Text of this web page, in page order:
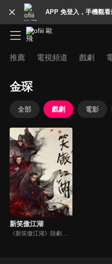
APP 免登入，手機觀看
推薦 電視頻道 戲劇
金琛
全部 戲劇 電影
新笑傲江湖
《新笑傲江湖》陸劇線上看。該劇根據金庸同名武俠小說改編，講述華山派大弟子令狐衝（丁冠森），生性豁達不羈，卻因一身武學絕學而被逐出師門，在紛爭不斷的江湖中最終輾轉練成吸星大法和獨孤九劍，成為恆山派掌門的故事。